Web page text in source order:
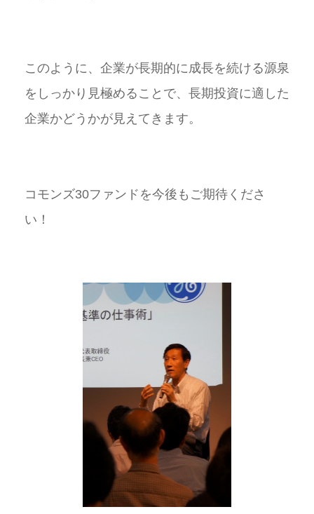
このように、企業が長期的に成長を続ける源泉
をしっかり見極めることで、長期投資に適した
企業かどうかが見えてきます。
コモンズ30ファンドを今後もご期待くださ
い！